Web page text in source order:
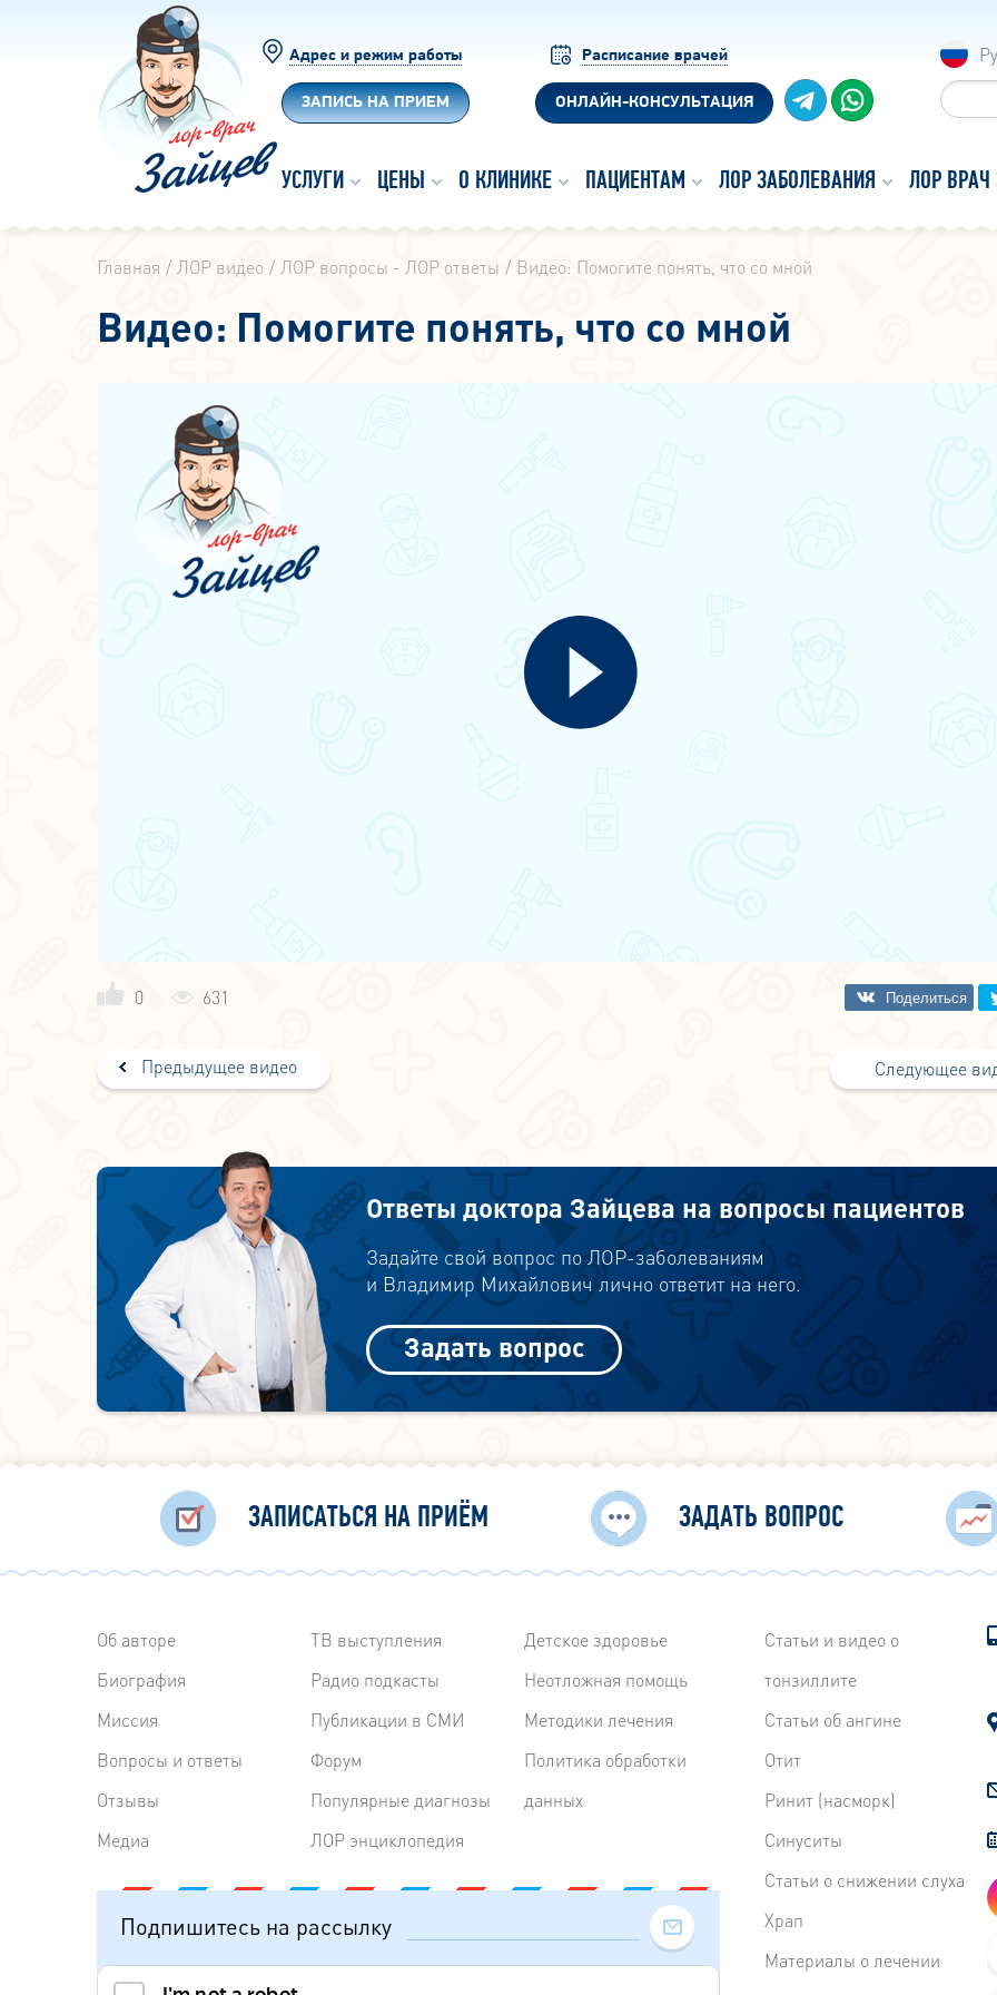
Адрес и режим работы
ЗАПИСЬ НА ПРИЕМ
Расписание врачей
ОНЛАЙН-КОНСУЛЬТАЦИЯ
УСЛУГИ ЦЕНЫ О КЛИНИКЕ ПАЦИЕНТАМ ЛОР ЗАБОЛЕВАНИЯ ЛОР ВРАЧ
Главная ЛОР видео ЛОР вопросы - ЛОР ответы Видео: Помогите понять, что со мной
Видео: Помогите понять, что со мной
0 631
Предыдущее видео Следующее
Ответы доктора Зайцева на вопросы пациентов
Задайте свой вопрос по ЛОР-заболеваниям
и Владимир Михайлович лично ответит на него.
Задать вопрос
ЗАПИСАТЬСЯ НА ПРИЁМ ЗАДАТЬ ВОПРОС
Об авторе
Биография
Миссия
Вопросы и ответы
Отзывы
Медиа
ТВ выступления
Радиo подкасты
Публикации в СМИ
Форум
Популярные диагнозы
ЛОР энциклопедия
Детское здоровье
Неотложная помощь
Методики лечения
Политика обработки
данных
Подпишитесь на рассылку
Статьи и видео о
тонзиллите
Статьи об ангине
Отит
Ринит (насморк)
Синуситы
Статьи о снижении слуха
Храп
Материалы о лечении